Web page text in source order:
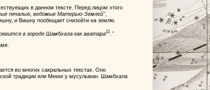
в данном тексте. Перед лицом этого
печалью, ведомые Матерью-Землей",
и Вишну пообещает снизойти на землю.
в городе Шамбхала как аватара11 ."
во многих сакральных текстах. Оно
традиции или Мекке у мусульман. Шамбхала